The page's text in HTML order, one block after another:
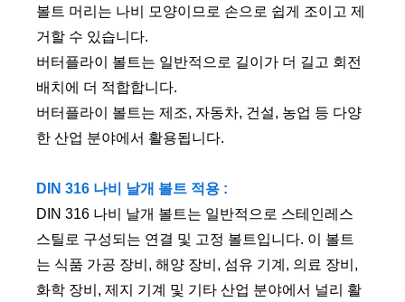
볼트 머리는 나비 모양이므로 손으로 쉽게 조이고 제
거할 수 있습니다.
버터플라이 볼트는 일반적으로 길이가 더 길고 회전
배치에 더 적합합니다.
버터플라이 볼트는 제조, 자동차, 건설, 농업 등 다양
한 산업 분야에서 활용됩니다.
DIN 316 나비 날개 볼트 적용 :
DIN 316 나비 날개 볼트는 일반적으로 스테인레스
스틸로 구성되는 연결 및 고정 볼트입니다. 이 볼트
는 식품 가공 장비, 해양 장비, 섬유 기계, 의료 장비,
화학 장비, 제지 기계 및 기타 산업 분야에서 널리 활